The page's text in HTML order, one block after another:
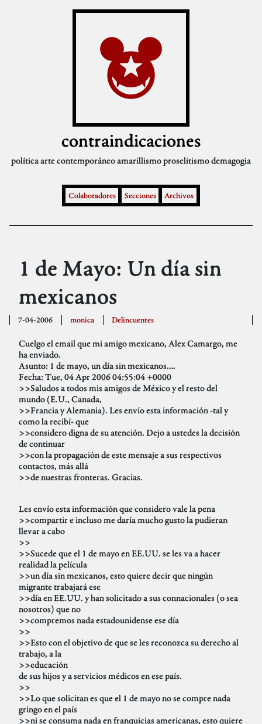
contraindicaciones
políticaarte contemporáneoamarillismoproselitismodemagogia
Colaboradores Secciones Archivos
1 de Mayo: Un día sin
mexicanos
7-04-2006 monica Delincuentes
Cuelgo el email que mi amigo mexicano, Alex Camargo, me
ha enviado.
Asunto: 1 de mayo, un día sin mexicanos….
Fecha: Tue, 04 Apr 2006 04:55:04 +0000
>>Saludos a todos mis amigos de México y el resto del
mundo (E.U., Canada,
>>Francia y Alemania). Les envío esta información -tal y
como la recibí- que
>>considero digna de su atención. Dejo a ustedes la decisión
de continuar
>>con la propagación de este mensaje a sus respectivos
contactos, más allá
>>de nuestras fronteras. Gracias.
Les envío esta información que considero vale la pena
>>compartir e incluso me daría mucho gusto la pudieran
llevar a cabo
>>
>>Sucede que el 1 de mayo en EE.UU. se les va a hacer
realidad la película
>>un día sin mexicanos, esto quiere decir que ningún
migrante trabajará ese
>>día en EE.UU. y han solicitado a sus connacionales (o sea
nosotros) que no
>>compremos nada estadounidense ese día
>>
>>Esto con el objetivo de que se les reconozca su derecho al
trabajo, a la
>>educación
de sus hijos y a servicios médicos en ese país.
>>
>>Lo que solicitan es que el 1 de mayo no se compre nada
gringo en el país
>>ni se consuma nada en franquicias americanas, esto quiere